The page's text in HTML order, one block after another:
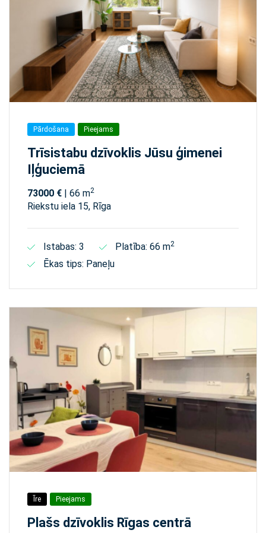
Pārdošana Pieejams
Trīsistabu dzīvoklis Jūsu ģimenei
Iļģuciemā
73000 € | 66 m2
Riekstu iela 15, Rīga
Istabas: 3 Platība: 66 m2
Ēkas tips: Paneļu
Īre Pieejams
Plašs dzīvoklis Rīgas centrā